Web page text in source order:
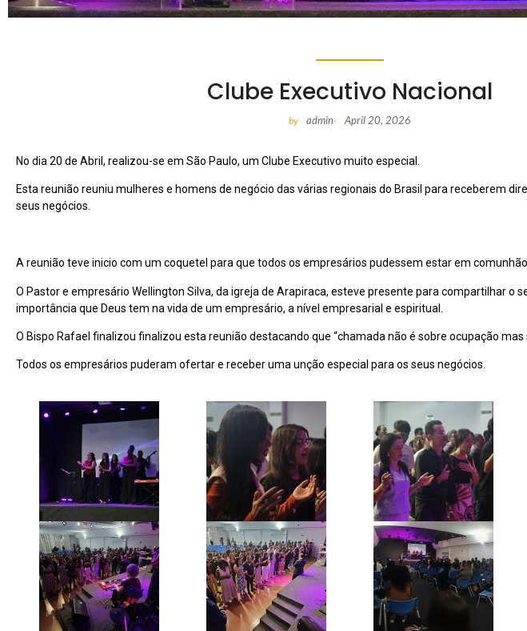
Clube Executivo Nacional
by admin- April 20, 2026
No dia 20 de Abril, realizou-se em São Paulo, um Clube Executivo muito especial.
Esta reunião reuniu mulheres e homens de negócio das várias regionais do Brasil para receberem
seus negócios.
A reunião teve inicio com um coquetel para que todos os empresários pudessem estar em
O Pastor e empresário Wellington Silva, da igreja de Arapiraca, esteve presente para compartilhar o
importância que Deus tem na vida de um empresário, a nível empresarial e espiritual.
O Bispo Rafael finalizou finalizou esta reunião destacando que “chamada não é sobre ocupação mas
Todos os empresários puderam ofertar e receber uma unção especial para os seus negócios.